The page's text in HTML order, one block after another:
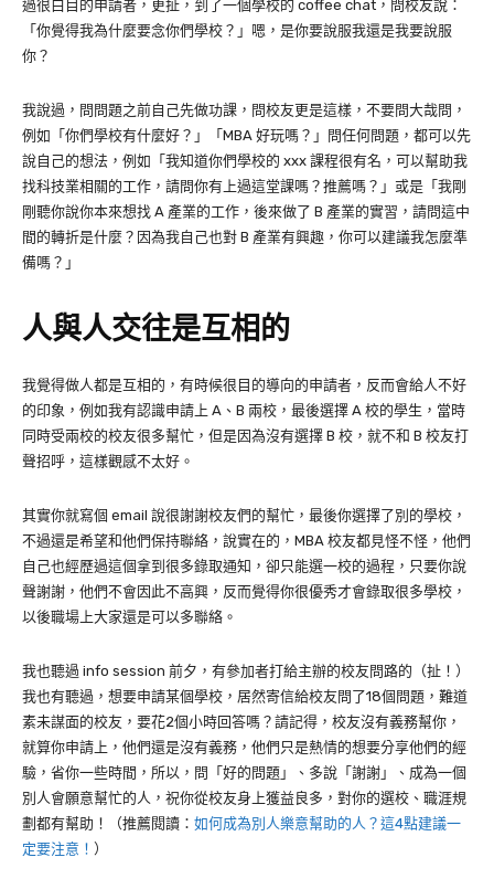
過很白目的申請者，更扯，到了一個學校的 coffee chat，問校友說：
「你覺得我為什麼要念你們學校？」嗯，是你要說服我還是我要說服
你？
我說過，問問題之前自己先做功課，問校友更是這樣，不要問大哉問，
例如「你們學校有什麼好？」「MBA 好玩嗎？」問任何問題，都可以先
說自己的想法，例如「我知道你們學校的 xxx 課程很有名，可以幫助我
找科技業相關的工作，請問你有上過這堂課嗎？推薦嗎？」或是「我剛
剛聽你說你本來想找 A 產業的工作，後來做了 B 產業的實習，請問這中
間的轉折是什麼？因為我自己也對 B 產業有興趣，你可以建議我怎麼準
備嗎？」
人與人交往是互相的
我覺得做人都是互相的，有時候很目的導向的申請者，反而會給人不好
的印象，例如我有認識申請上 A、B 兩校，最後選擇 A 校的學生，當時
同時受兩校的校友很多幫忙，但是因為沒有選擇 B 校，就不和 B 校友打
聲招呼，這樣觀感不太好。
其實你就寫個 email 說很謝謝校友們的幫忙，最後你選擇了別的學校，
不過還是希望和他們保持聯絡，說實在的，MBA 校友都見怪不怪，他們
自己也經歷過這個拿到很多錄取通知，卻只能選一校的過程，只要你說
聲謝謝，他們不會因此不高興，反而覺得你很優秀才會錄取很多學校，
以後職場上大家還是可以多聯絡。
我也聽過 info session 前夕，有參加者打給主辦的校友問路的（扯！）
我也有聽過，想要申請某個學校，居然寄信給校友問了18個問題，難道
素未謀面的校友，要花2個小時回答嗎？請記得，校友沒有義務幫你，
就算你申請上，他們還是沒有義務，他們只是熱情的想要分享他們的經
驗，省你一些時間，所以，問「好的問題」、多說「謝謝」、成為一個
別人會願意幫忙的人，祝你從校友身上獲益良多，對你的選校、職涯規
劃都有幫助！（推薦閱讀： 如何成為別人樂意幫助的人？這4點建議一
定要注意！ ）